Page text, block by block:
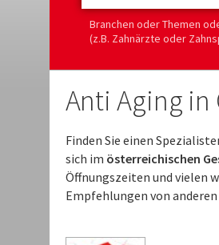
Branchen oder Themen
(z.B. Zahnärzte oder
Anti Aging in
Finden Sie einen
sich im österreichischen
Öffnungszeiten und vielen
Empfehlungen von